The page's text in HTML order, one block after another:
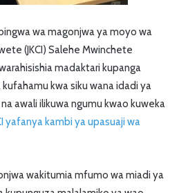
wa magonjwa ya moyo wa
(JKCI) Salehe Mwinchete
madaktari kupanga
kwa siku wana idadi ya
awali ilikuwa ngumu kwao kuweka
yafanya kambi ya upasuaji wa
wakitumia mfumo wa miadi ya